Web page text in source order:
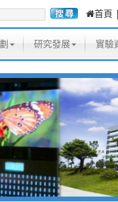
首頁 |
研究發展 實驗